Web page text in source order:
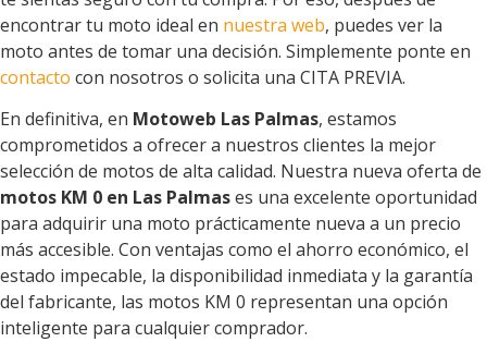
encontrar tu moto ideal en nuestra web, puedes ver la
moto antes de tomar una decisión. Simplemente ponte en
contacto con nosotros o solicita una CITA PREVIA.
En definitiva, en Motoweb Las Palmas, estamos
comprometidos a ofrecer a nuestros clientes la mejor
selección de motos de alta calidad. Nuestra nueva oferta de
motos KM 0 en Las Palmases una excelente oportunidad
para adquirir una moto prácticamente nueva a un precio
más accesible. Con ventajas como el ahorro económico, el
estado impecable, la disponibilidad inmediata y la garantía
del fabricante, las motos KM 0 representan una opción
inteligente para cualquier comprador.